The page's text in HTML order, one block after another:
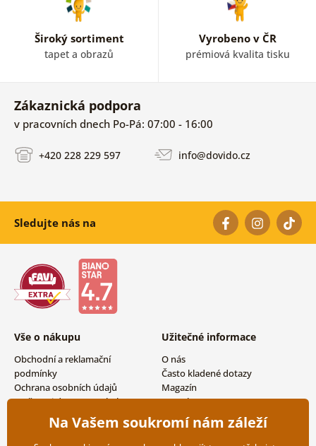
Široký sortiment
tapet a obrazů
Vyrobeno v ČR
prémiová kvalita tisku
Zákaznická podpora
v pracovních dnech Po-Pá: 07:00 - 16:00
+420 228 229 597 info@dovido.cz
Sledujte nás na
Vše o nákupu
Obchodní a reklamační
podmínky
Ochrana osobních údajů
Možnosti dopravy a platby
Vrácení zboží
Užitečné informace
O nás
Často kladené dotazy
Magazín
Kontakty
Velkoobchodní spolupráce
Na Vašem soukromí nám záleží